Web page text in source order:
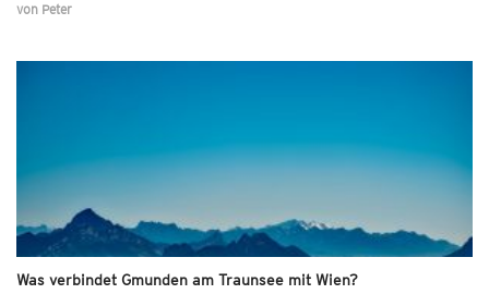
von Peter
Was verbindet Gmunden am Traunsee mit Wien?